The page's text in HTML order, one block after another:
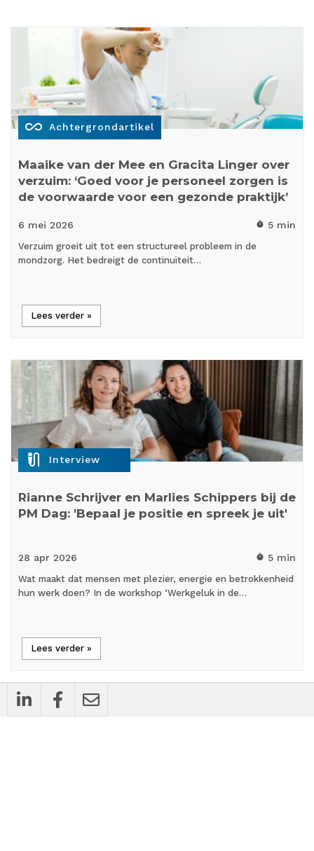
all_inclusive Achtergrondartikel
Maaike van der Mee en Gracita Linger over
verzuim: ‘Goed voor je personeel zorgen is
de voorwaarde voor een gezonde praktijk’
6 mei 2026 timer 5 min
Verzuim groeit uit tot een structureel probleem in de
mondzorg. Het bedreigt de continuïteit…
Lees verder »
mic_external_on Interview
Rianne Schrijver en Marlies Schippers bij de
PM Dag: 'Bepaal je positie en spreek je uit'
28 apr 2026 timer 5 min
Wat maakt dat mensen met plezier, energie en betrokkenheid
hun werk doen? In de workshop ‘Werkgeluk in de…
Lees verder »